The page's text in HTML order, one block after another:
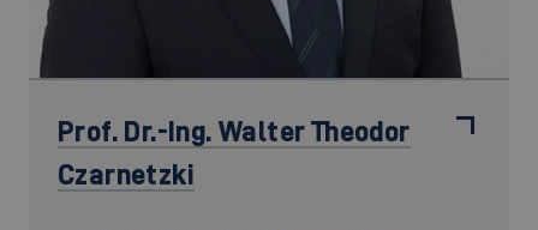
Prof. Dr.-Ing. Walter Theodor
Czarnetzki